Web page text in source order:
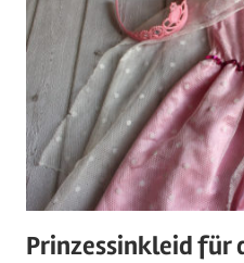
Prinzessinkleid für